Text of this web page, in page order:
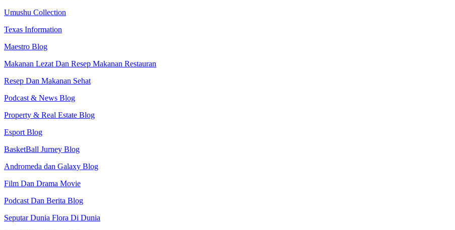
Umushu Collection
Texas Information
Maestro Blog
Makanan Lezat Dan Resep Makanan Restauran
Resep Dan Makanan Sehat
Podcast & News Blog
Property & Real Estate Blog
Esport Blog
BasketBall Jurney Blog
Andromeda dan Galaxy Blog
Film Dan Drama Movie
Podcast Dan Berita Blog
Seputar Dunia Flora Di Dunia